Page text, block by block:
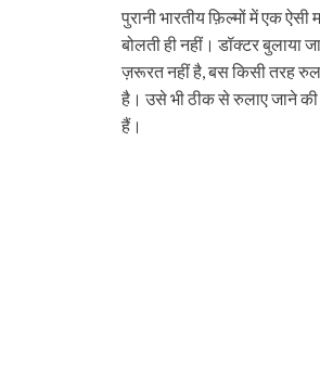
पुरानी भारतीय फ़िल्मों में एक
बोलती ही नहीं। डॉक्टर बुलाया
ज़रूरत नहीं है, बस किसी तरह
है। उसे भी ठीक से रुलाए जाने
हैं।